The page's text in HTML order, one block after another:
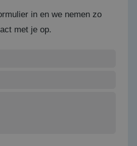
in en we nemen zo
met je op.